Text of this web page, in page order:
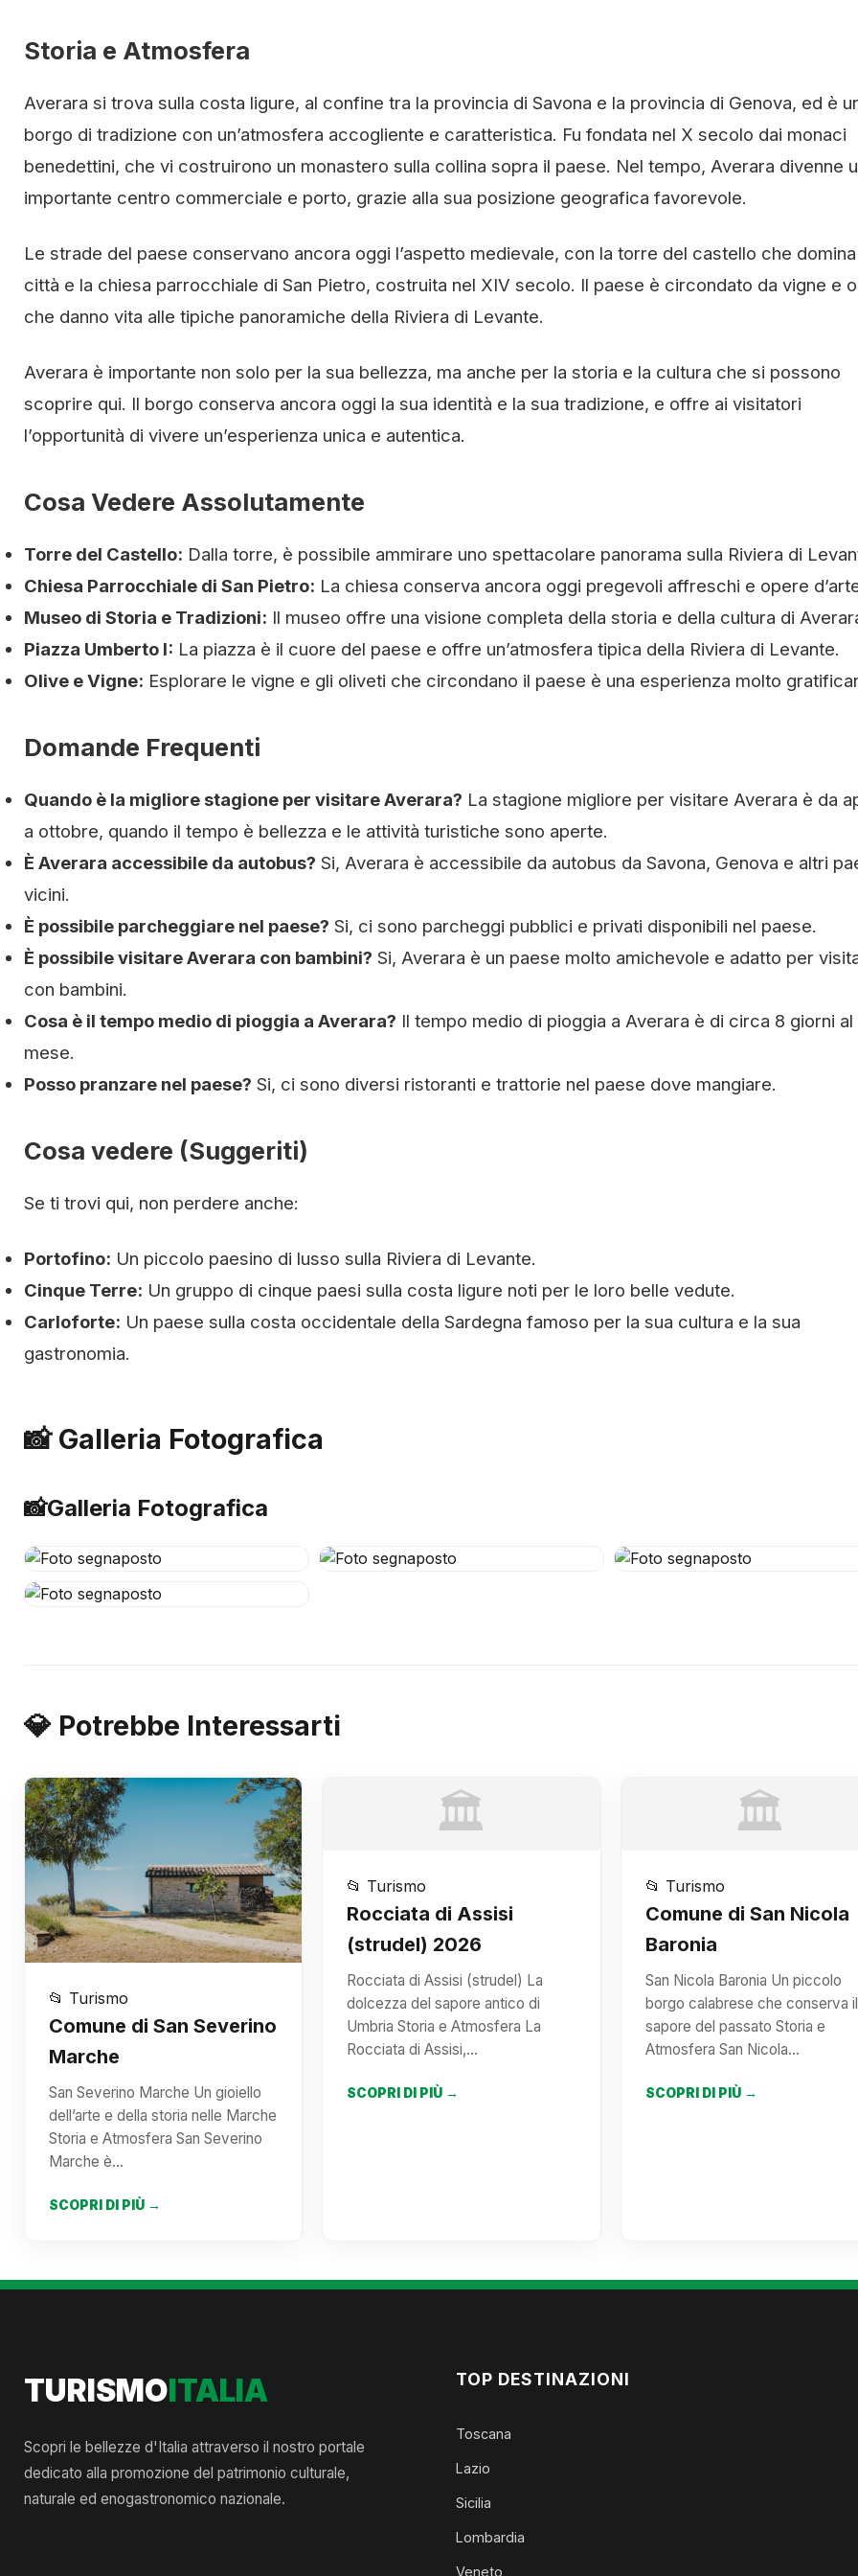
Storia e Atmosfera
Averara si trova sulla costa ligure, al confine tra la provincia di Savona e la provincia di Genova, ed è
borgo di tradizione con un’atmosfera accogliente e caratteristica. Fu fondata nel X secolo dai monaci
benedettini, che vi costruirono un monastero sulla collina sopra il paese. Nel tempo, Averara divenne
importante centro commerciale e porto, grazie alla sua posizione geografica favorevole.
Le strade del paese conservano ancora oggi l’aspetto medievale, con la torre del castello che domina
città e la chiesa parrocchiale di San Pietro, costruita nel XIV secolo. Il paese è circondato da vigne e
che danno vita alle tipiche panoramiche della Riviera di Levante.
Averara è importante non solo per la sua bellezza, ma anche per la storia e la cultura che si possono
scoprire qui. Il borgo conserva ancora oggi la sua identità e la sua tradizione, e offre ai visitatori
l’opportunità di vivere un’esperienza unica e autentica.
Cosa Vedere Assolutamente
Torre del Castello: Dalla torre, è possibile ammirare uno spettacolare panorama sulla Riviera di
Chiesa Parrocchiale di San Pietro: La chiesa conserva ancora oggi pregevoli affreschi e opere
Museo di Storia e Tradizioni: Il museo offre una visione completa della storia e della cultura di
Piazza Umberto I: La piazza è il cuore del paese e offre un’atmosfera tipica della Riviera di Levante.
Olive e Vigne: Esplorare le vigne e gli oliveti che circondano il paese è una esperienza molto
Domande Frequenti
Quando è la migliore stagione per visitare Averara? La stagione migliore per visitare Averara è da
a ottobre, quando il tempo è bellezza e le attività turistiche sono aperte.
È Averara accessibile da autobus? Si, Averara è accessibile da autobus da Savona, Genova e altri
vicini.
È possibile parcheggiare nel paese? Si, ci sono parcheggi pubblici e privati disponibili nel paese.
È possibile visitare Averara con bambini? Si, Averara è un paese molto amichevole e adatto per
con bambini.
Cosa è il tempo medio di pioggia a Averara? Il tempo medio di pioggia a Averara è di circa 8 giorni al
mese.
Posso pranzare nel paese? Si, ci sono diversi ristoranti e trattorie nel paese dove mangiare.
Cosa vedere (Suggeriti)
Se ti trovi qui, non perdere anche:
Portofino: Un piccolo paesino di lusso sulla Riviera di Levante.
Cinque Terre: Un gruppo di cinque paesi sulla costa ligure noti per le loro belle vedute.
Carloforte: Un paese sulla costa occidentale della Sardegna famoso per la sua cultura e la sua
gastronomia.
📸 Galleria Fotografica
📸Galleria Fotografica
💎 Potrebbe Interessarti
📂 Turismo
Comune di San Severino
Marche
San Severino Marche Un gioiello
dell’arte e della storia nelle Marche
Storia e Atmosfera San Severino
Marche è…
SCOPRI DI PIÙ →
🏛️
📂 Turismo
Rocciata di Assisi
(strudel) 2026
Rocciata di Assisi (strudel) La
dolcezza del sapore antico di
Umbria Storia e Atmosfera La
Rocciata di Assisi,…
SCOPRI DI PIÙ →
🏛️
📂 Turismo
Comune di San Nicola
Baronia
San Nicola Baronia Un piccolo
borgo calabrese che conserva il
sapore del passato Storia e
Atmosfera San Nicola…
SCOPRI DI PIÙ →
TURISMOITALIA
Scopri le bellezze d'Italia attraverso il nostro portale
dedicato alla promozione del patrimonio culturale,
naturale ed enogastronomico nazionale.
TOP DESTINAZIONI
Toscana
Lazio
Sicilia
Lombardia
Veneto